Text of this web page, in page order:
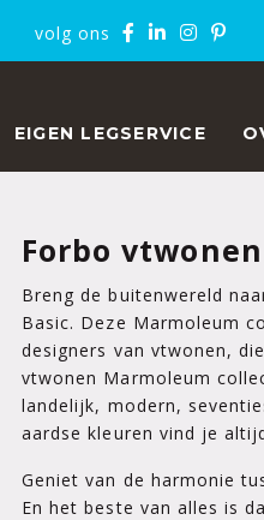
volg ons
EIGEN LEGSERVICE
Forbo
Breng de buitenwereld
Basic. Deze Marmoleum
designers van vtwonen,
vtwonen Marmoleum
landelijk, modern,
aardse kleuren vind je
Geniet van de harmonie
En het beste van alles is